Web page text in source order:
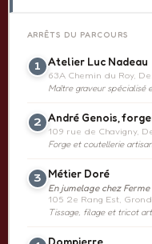
ARRÊTS DU PARCOURS
1 Atelier Luc Nadeau
63A Chemin du Roy,
Maître graveur spécialisé
2 André Genois,
109 rue de Chavigny,
Forge et coutellerie
3 Métier Doré
En jumelage chez
105 2e Rang Est,
Tissage, filage et tricot
Dompierre